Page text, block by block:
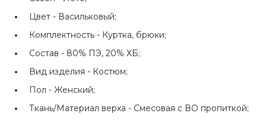
Цвет - Васильковый;
Комплектность - Куртка, брюки;
Состав - 80% ПЭ, 20% ХБ;
Вид изделия - Костюм;
Пол - Женский;
Ткань/Материал верха - Смесовая с ВО пропиткой;